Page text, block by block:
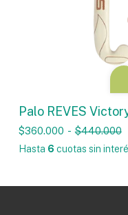
Palo REVES
$360.000 - $440.000
Hasta 6 cuotas sin